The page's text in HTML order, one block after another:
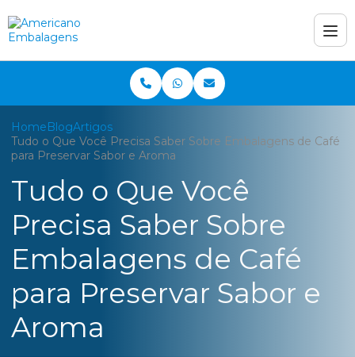
HomeBlogArtigos
Tudo o Que Você Precisa Saber Sobre Embalagens de Café
para Preservar Sabor e Aroma
Tudo o Que Você
Precisa Saber Sobre
Embalagens de Café
para Preservar Sabor e
Aroma